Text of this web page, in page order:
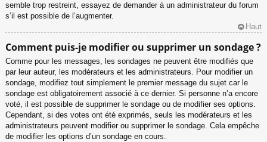
semble trop restreint, essayez de demander à un administrateur du forum
s’il est possible de l’augmenter.
Haut
Comment puis-je modifier ou supprimer un sondage ?
Comme pour les messages, les sondages ne peuvent être modifiés que
par leur auteur, les modérateurs et les administrateurs. Pour modifier un
sondage, modifiez tout simplement le premier message du sujet car le
sondage est obligatoirement associé à ce dernier. Si personne n’a encore
voté, il est possible de supprimer le sondage ou de modifier ses options.
Cependant, si des votes ont été exprimés, seuls les modérateurs et les
administrateurs peuvent modifier ou supprimer le sondage. Cela empêche
de modifier les options d’un sondage en cours.